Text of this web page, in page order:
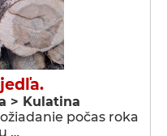
> Kulatina
počas roka
…